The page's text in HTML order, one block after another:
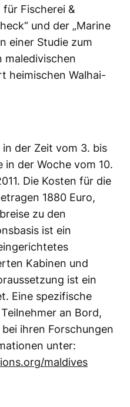
Fischerei &
und der „Marine
einer Studie zum
maledivischen
heimischen Walhai-
der Zeit vom 3. bis
in der Woche vom 10.
Die Kosten für die
1880 Euro,
zu den
ist ein
Kabinen und
ist ein
Eine spezifische
an Bord,
ihren Forschungen
unter:
maldives